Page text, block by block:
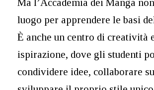
Ma l’Accademia dei Manga
luogo per apprendere le basi
È anche un centro di creatività
ispirazione, dove gli studenti
condividere idee, collaborare